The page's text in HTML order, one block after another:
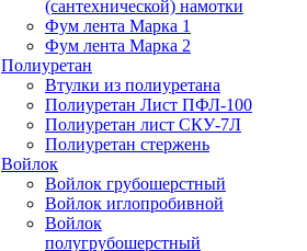
(сантехнической) намотки
Фум лента Марка 1
Фум лента Марка 2
Полиуретан
Втулки из полиуретана
Полиуретан Лист ПФЛ-100
Полиуретан лист СКУ-7Л
Полиуретан стержень
Войлок
Войлок грубошерстный
Войлок иглопробивной
Войлок
полугрубошерстный